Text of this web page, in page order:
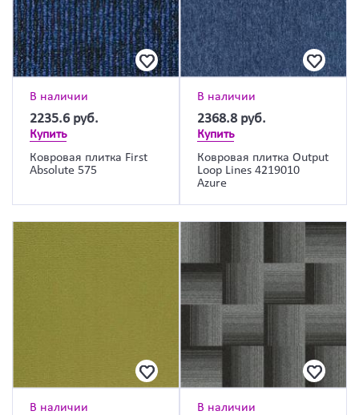
В наличии
2235.6 руб.
Купить
Ковровая плитка First
Absolute 575
В наличии
2368.8 руб.
Купить
Ковровая плитка Output
Loop Lines 4219010
Azure
В наличии В наличии